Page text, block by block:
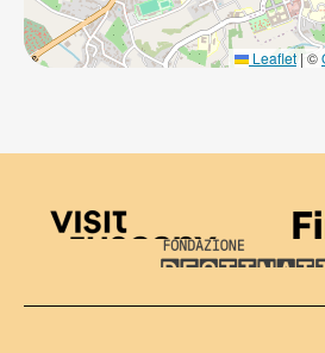
Leaflet | ©
Visit Tuscany
Destination